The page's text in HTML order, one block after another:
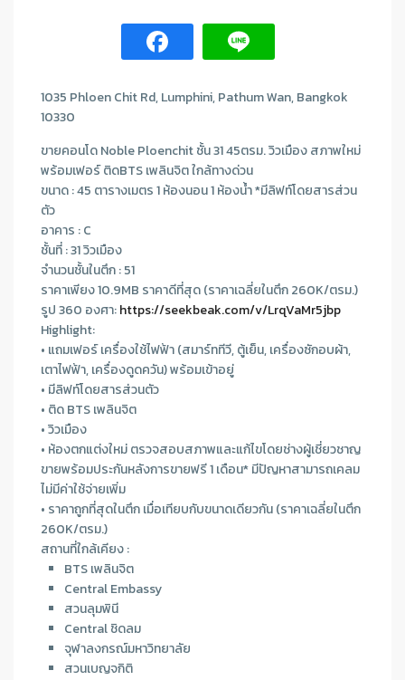
1035 Phloen Chit Rd, Lumphini, Pathum Wan, Bangkok
10330
ขายคอนโด Noble Ploenchit ชั้น 31 45ตรม. วิวเมือง สภาพใหม่
พร้อมเฟอร์ ติดBTS เพลินจิต ใกล้ทางด่วน
ขนาด : 45 ตารางเมตร 1 ห้องนอน 1 ห้องน้ำ *มีลิฟท์โดยสารส่วน
ตัว
อาคาร : C
ชั้นที่ : 31 วิวเมือง
จำนวนชั้นในตึก : 51
ราคาเพียง 10.9MB ราคาดีที่สุด (ราคาเฉลี่ยในตึก 260K/ตรม.)
รูป 360 องศา:https://seekbeak.com/v/LrqVaMr5jbp
Highlight:
• แถมเฟอร์ เครื่องใช้ไฟฟ้า (สมาร์ททีวี, ตู้เย็น, เครื่องซักอบผ้า,
เตาไฟฟ้า, เครื่องดูดควัน) พร้อมเข้าอยู่
• มีลิฟท์โดยสารส่วนตัว
• ติด BTS เพลินจิต
• วิวเมือง
• ห้องตกแต่งใหม่ ตรวจสอบสภาพและแก้ไขโดยช่างผู้เชี่ยวชาญ
ขายพร้อมประกันหลังการขายฟรี 1 เดือน* มีปัญหาสามารถเคลม
ไม่มีค่าใช้จ่ายเพิ่ม
• ราคาถูกที่สุดในตึก เมื่อเทียบกับขนาดเดียวกัน (ราคาเฉลี่ยในตึก
260K/ตรม.)
สถานที่ใกล้เคียง :
BTS เพลินจิต
Central Embassy
สวนลุมพินี
Central ชิดลม
จุฬาลงกรณ์มหาวิทยาลัย
สวนเบญจกิติ